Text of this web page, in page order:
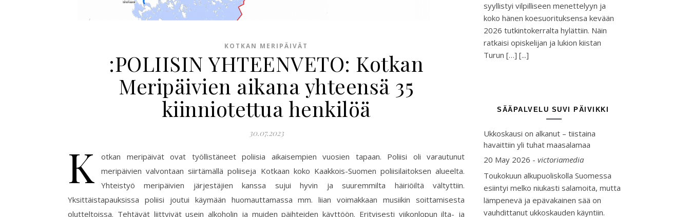
KOTKAN MERIPÄIVÄT
:POLIISIN YHTEENVETO: Kotkan
Meripäivien aikana yhteensä 35
kiinniotettua henkilöä
30.07.2023
K
otkan meripäivät ovat työllistäneet poliisia aikaisempien vuosien tapaan. Poliisi oli varautunut
meripäivien valvontaan siirtämällä poliiseja Kotkaan koko Kaakkois-Suomen poliisilaitoksen alueelta.
Yhteistyö meripäivien järjestäjien kanssa sujui hyvin ja suuremmilta häiriöiltä vältyttiin.
Yksittäistapauksissa poliisi joutui käymään huomauttamassa mm. liian voimakkaan musiikin soittamisesta
olutteltoissa. Tehtävät liittyivät usein alkoholin ja muiden päihteiden käyttöön. Erityisesti viikonlopun ilta- ja
syyllistyi vilpilliseen menettelyyn ja
koko hänen koesuorituksensa kevään
2026 tutkintokerralta hylättiin. Näin
ratkaisi opiskelijan ja lukion kiistan
Turun […] [...]
SÄÄPALVELU SUVI PÄIVIKKI
Ukkoskausi on alkanut – tiistaina
havaittiin yli tuhat maasalamaa
20 May 2026 - victoriamedia
Toukokuun alkupuoliskolla Suomessa
esiintyi melko niukasti salamoita, mutta
lämpenevä ja epävakainen sää on
vauhdittanut ukkoskauden käyntiin.